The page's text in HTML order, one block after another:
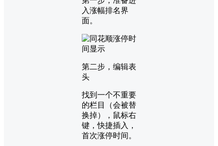
入涨幅排名界
面。
第二步，编辑表
头
找到一个不重要
的栏目（会被替
换掉），鼠标右
键，快捷插入，
首次涨停时间。